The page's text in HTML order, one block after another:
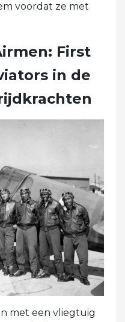
voordat ze met
First
in de
​​met een vliegtuig